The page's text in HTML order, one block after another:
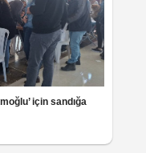
için sandığa